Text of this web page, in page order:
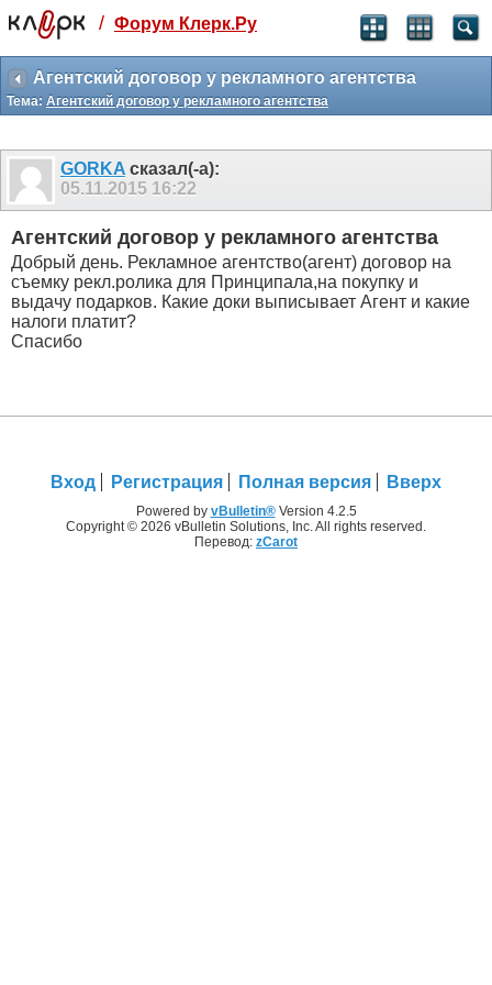
Святые угодники, Клерк без рекламы
прекрасен:)
месяц
3 месяца
259
₽
-10%
499 ₽
-15%
Отмена Оплатить
/ Форум Клерк.Ру
Агентский договор у рекламного агентства
Тема: Агентский договор у рекламного агентства
GORKA сказал(-а):
05.11.2015 16:22
Агентский договор у рекламного агентства
Добрый день. Рекламное агентство(агент) договор на
съемку рекл.ролика для Принципала,на покупку и
выдачу подарков. Какие доки выписывает Агент и какие
налоги платит?
Спасибо
Вход Регистрация Полная версия Вверх
Powered by vBulletin®Version 4.2.5
Copyright © 2026 vBulletin Solutions, Inc. All rights reserved.
Перевод: zCarot